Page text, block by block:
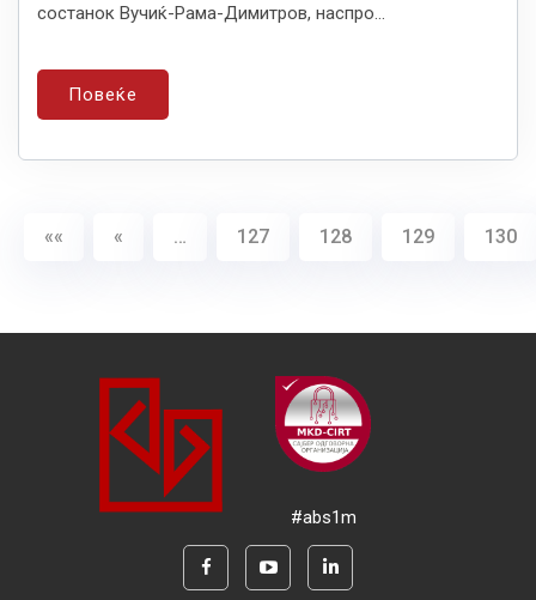
состанок Вучиќ-Рама-Димитров, наспро...
Повеќе
«« « … 127 128 129 130
#abs1m